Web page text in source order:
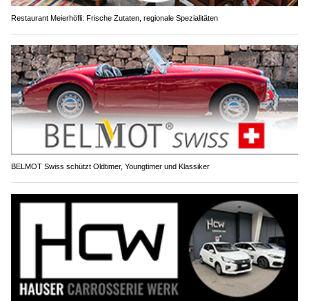
Restaurant Meierhöfli: Frische Zutaten, regionale Spezialitäten
BELMOT Swiss schützt Oldtimer, Youngtimer und Klassiker